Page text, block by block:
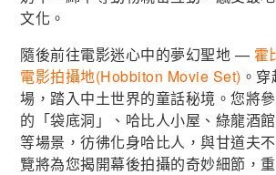
文化。
隨後前往電影迷心中的夢幻聖地 — 霍
電影拍攝地(Hobbiton Movie Set) 。
場，踏入中土世界的童話秘境。您將
的「袋底洞」、哈比人小屋、綠龍酒
等場景，彷彿化身哈比人，與甘道夫
覽將為您揭開幕後拍攝的奇妙細節，